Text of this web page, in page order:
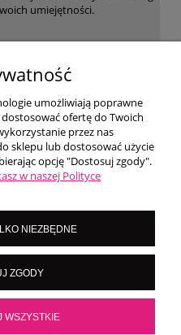
umiejętności.
7, 05-300 Targówka, woj
8222395546
532
STRONY
umożliwiają poprawne
ofertę do Twoich
przez nas
sklepu lub dostosować użycie
opcję "Dostosuj zgody".
w naszej Polityce
NIEZBĘDNE
ZGODY
WSZYSTKIE